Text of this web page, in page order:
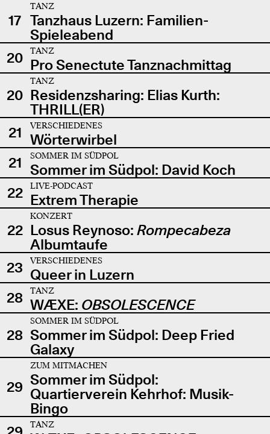
17
TANZ
Tanzhaus Luzern: Familien-
Spieleabend
20
TANZ
Pro Senectute Tanznachmittag
20
TANZ
Residenzsharing: Elias Kurth:
THRILL(ER)
21
VERSCHIEDENES
Wörterwirbel
21
SOMMER IM SÜDPOL
Sommer im Südpol: David Koch
22
LIVE-PODCAST
Extrem Therapie
22
KONZERT
Losus Reynoso: Rompecabeza
Albumtaufe
23
VERSCHIEDENES
Queer in Luzern
28
TANZ
WÆXE: OBSOLESCENCE
28
SOMMER IM SÜDPOL
Sommer im Südpol: Deep Fried
Galaxy
29
ZUM MITMACHEN
Sommer im Südpol:
Quartierverein Kehrhof: Musik-
Bingo
TANZ